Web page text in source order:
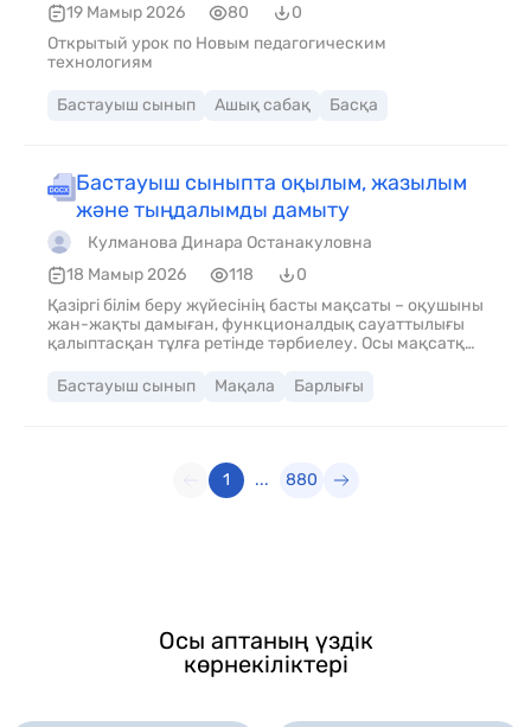
19 Мамыр 2026
80
0
Открытый урок по Новым педагогическим
технологиям
Бастауыш сынып Ашық сабақ Басқа
Бастауыш сыныпта оқылым, жазылым
және тыңдалымды дамыту
Кулманова Динара Останакуловна
18 Мамыр 2026
118
0
Қазіргі білім беру жүйесінің басты мақсаты – оқушыны
жан-жақты дамыған, функционалдық сауаттылығы
қалыптасқан тұлға ретінде тәрбиелеу. Осы мақсатқа
дамыту ерекше орын алады. Әсіресе оқылым,
жазылым және тыңдалым әрекеттері оқушының тілдік
маңызды кезең. Бұл кезеңде оқушы дұрыс оқуды,
ойын жүйелі жеткізуді, тыңдалған ақпаратты түсінуді
Бастауыш сынып Мақала Барлығы
1 ... 880
Осы аптаның үздік
көрнекіліктері